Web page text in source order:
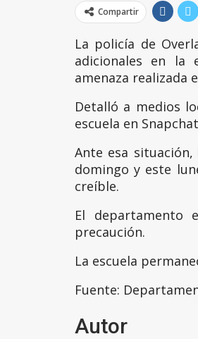
Compartir
La policía de
adicionales en la
amenaza realizada
Detalló a medios
escuela en
Ante esa
domingo y este
creíble.
El departamento
precaución.
La escuela
Fuente:
Autor